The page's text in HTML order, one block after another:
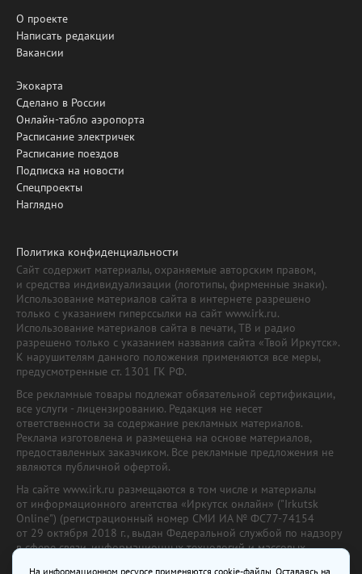
О проекте
Написать редакции
Вакансии
Экокарта
Сделано в России
Онлайн-табло аэропорта
Расписание электричек
Расписание поездов
Подписка на новости
Спецпроекты
Наглядно
Политика конфиденциальности
Сайт содержит материалы, охраняемые авторским правом,
и средства индивидуализации (логотипы, фирменные знаки).
Использование материалов сайта в интернете разрешено
только с указанием гиперссылки на сайт www.irk.ru.
Использование материалов сайта в печати, ТВ и радио
разрешено только с указанием названия сайта «Твой Иркутск».
К нарушителям данного положения применяются все меры,
предусмотренные ст. 1301 ГК РФ.
Все рекламные товары подлежат обязательной сертификации,
все услуги - лицензированию. Редакция не несет
ответственности за содержание рекламных материалов.
Реклама изготовлена и размещена на основе материалов,
предоставленных заказчиком. Все рекламные предложения не
являются публичной офертой.
На сайте www.irk.ru размещаются в том числе и материалы
от информационного агентства «Иркутск онлайн» ("Irkutsk
Online") (регистрационный номер СМИ ИА № ФС77-74154
от 29 октября 2018 г., выдан Федеральной службой по надзору
в сфере связи, информационных технологий и массовых
На информационном ресурсе применяются cookie-файлы. Оставаясь на